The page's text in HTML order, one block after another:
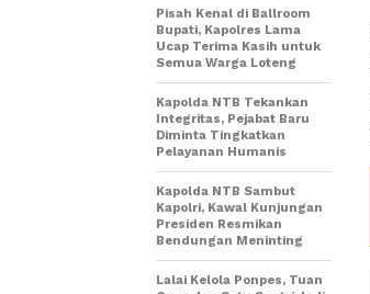
Pisah Kenal di Ballroom
Bupati, Kapolres Lama
Ucap Terima Kasih untuk
Semua Warga Loteng
Kapolda NTB Tekankan
Integritas, Pejabat Baru
Diminta Tingkatkan
Pelayanan Humanis
Kapolda NTB Sambut
Kapolri, Kawal Kunjungan
Presiden Resmikan
Bendungan Meninting
Lalai Kelola Ponpes, Tuan